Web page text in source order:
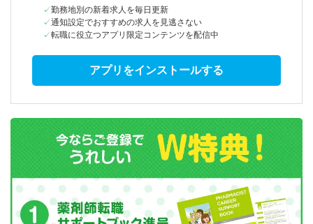
勤務地別の新着求人を毎日更新
通知設定でおすすめの求人を見逃さない
転職に役立つアプリ限定コンテンツを配信中
アプリをインストールする